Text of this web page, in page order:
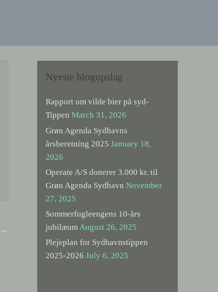
→
Nyeste blogopslag
Rapport om vilde bier på syd-
Tippen March 31, 2026
Grøn Agenda Sydhavns
årsberetning 2025 January 18,
2026
Operate A/S donerer 3.000 kr. til
Grøn Agenda Sydhavn November
27, 2025
Sommerfugleengens 10-års
jubilæumAugust 26, 2025
Plejeplan for Sydhavnstippen
2025-2026 July 6, 2025